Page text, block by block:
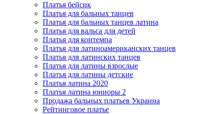
Платья бейсик
Платья для бальных танцев
Платья для бальных танцев латина
Платья для вальса для детей
Платья для контемпа
Платья для латиноамериканских танцев
Платья для латинских танцев
Платья для латины взрослые
Платья для латины детские
Платья латина 2020
Платья латина юниоры 2
Продажа бальных платьев Украина
Рейтинговое платье